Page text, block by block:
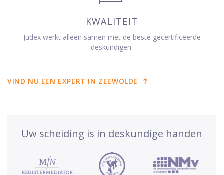
KWALITEIT
Judex werkt alleen samen met de beste gecertificeerde
deskundigen.
VIND NU EEN EXPERT IN ZEEWOLDE
Uw scheiding is in deskundige handen